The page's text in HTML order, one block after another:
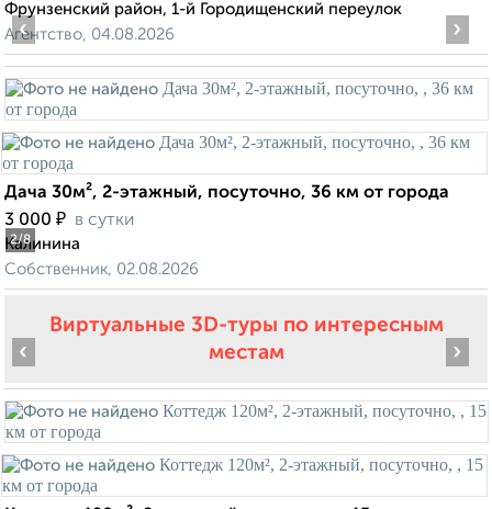
Фрунзенский район, 1-й Городищенский переулок
Агентство, 04.08.2026
2/8
‹ ›
Дача 30м², 2-этажный, посуточно, 36 км от города
3 000 ₽ в сутки
Калинина
Собственник, 02.08.2026
Виртуальные 3D-туры по интересным
местам
‹ ›